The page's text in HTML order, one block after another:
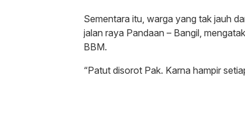
Sementara itu, warga yang tak jauh
jalan raya Pandaan – Bangil,
BBM.
“Patut disorot Pak. Karna hampir